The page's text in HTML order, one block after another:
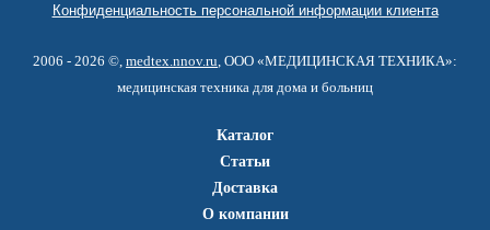
Конфиденциальность персональной информации клиента
2006 - 2026 ©, medtex.nnov.ru , ООО «МЕДИЦИНСКАЯ ТЕХНИКА»:
медицинская техника для дома и больниц
Каталог
Статьи
Доставка
О компании